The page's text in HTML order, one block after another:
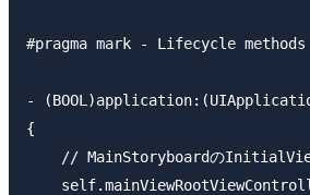
#pragma mark - Lifecycle methods
-
{
// MainStoryboardの